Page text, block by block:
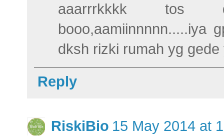
aaarrrkkkk tos
booo,aamiinnnnn.....iya
dksh rizki rumah yg
Reply
RiskiBio 15 May 2014 at